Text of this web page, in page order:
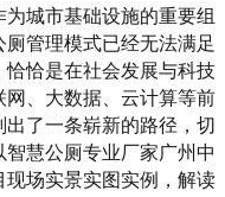
城市基础设施的重要组
管理模式已经无法满足
恰是在社会发展与科技
、大数据、云计算等前
了一条崭新的路径，切
慧公厕专业厂家广州中
场实景实图实例，解读